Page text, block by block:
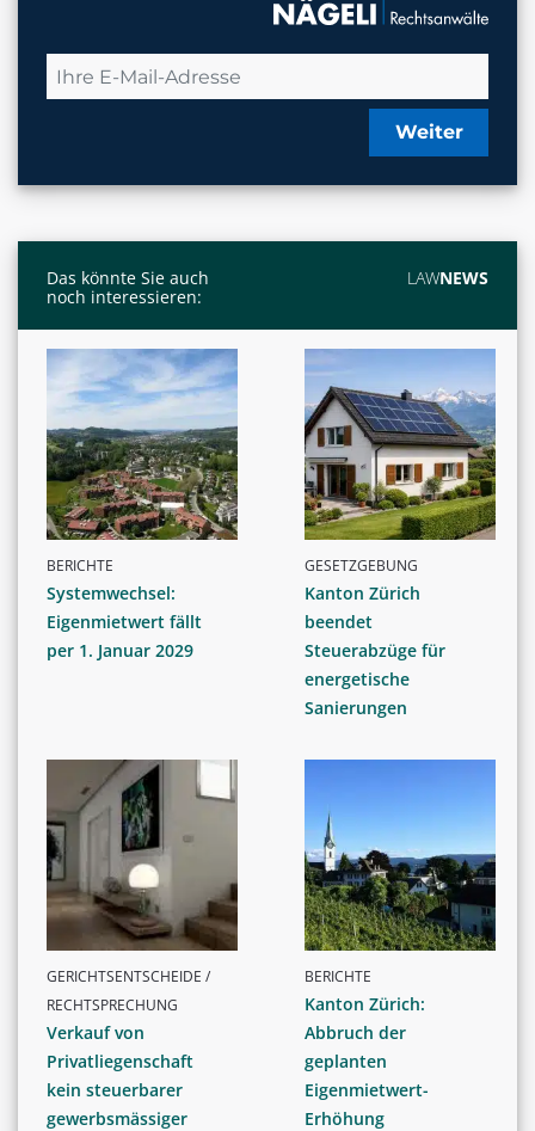
Weiter
Das könnte Sie auch
noch interessieren:
LAWNEWS
BERICHTE
Systemwechsel:
Eigenmietwert fällt
per 1. Januar 2029
GESETZGEBUNG
Kanton Zürich
beendet
Steuerabzüge für
energetische
Sanierungen
GERICHTSENTSCHEIDE /
RECHTSPRECHUNG
Verkauf von
Privatliegenschaft
kein steuerbarer
gewerbsmässiger
BERICHTE
Kanton Zürich:
Abbruch der
geplanten
Eigenmietwert-
Erhöhung